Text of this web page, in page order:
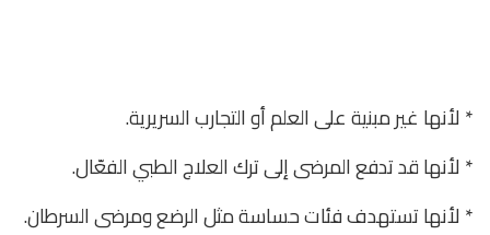
* لأنها غير مبنية على العلم أو التجارب السريرية.
* لأنها قد تدفع المرضى إلى ترك العلاج الطبي الفعّال.
* لأنها تستهدف فئات حساسة مثل الرضع ومرضى السرطان.